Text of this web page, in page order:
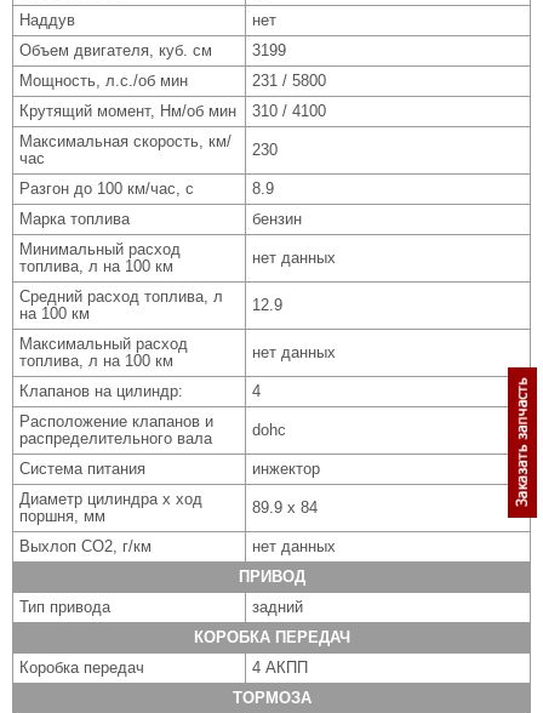
Наддув
нет
Объем двигателя, куб. см
3199
Мощность, л.с./об мин
231 / 5800
Крутящий момент, Нм/об мин
310 / 4100
Максимальная скорость, км/
час
230
Разгон до 100 км/час, с
8.9
Марка топлива
бензин
Минимальный расход
топлива, л на 100 км
нет данных
Средний расход топлива, л
на 100 км
12.9
Максимальный расход
топлива, л на 100 км
нет данных
Клапанов на цилиндр:
4
Расположение клапанов и
распределительного вала
dohc
Система питания
инжектор
Диаметр цилиндра x ход
поршня, мм
89.9 x 84
Выхлоп CO2, г/км
нет данных
ПРИВОД
Тип привода
задний
КОРОБКА ПЕРЕДАЧ
Коробка передач
4 АКПП
ТОРМОЗА